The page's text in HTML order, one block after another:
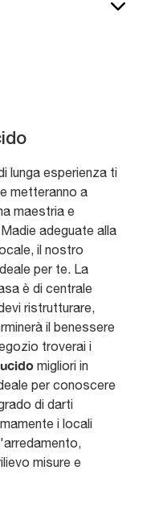
lunga esperienza ti
metteranno a
maestria e
adeguate alla
il nostro
per te. La
è di centrale
ristrutturare,
il benessere
troverai i
migliori in
per conoscere
di darti
i locali
misure e